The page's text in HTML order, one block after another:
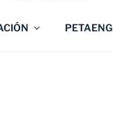
PETAENG